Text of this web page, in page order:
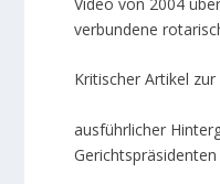
verbundene
Kritischer Artikel zur
ausführlicher